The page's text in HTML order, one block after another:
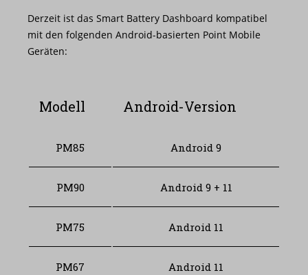
Derzeit ist das Smart Battery Dashboard kompatibel
mit den folgenden Android-basierten Point Mobile
Geräten:
Modell Android-Version
PM85 Android 9
PM90 Android 9 + 11
PM75 Android 11
PM67 Android 11